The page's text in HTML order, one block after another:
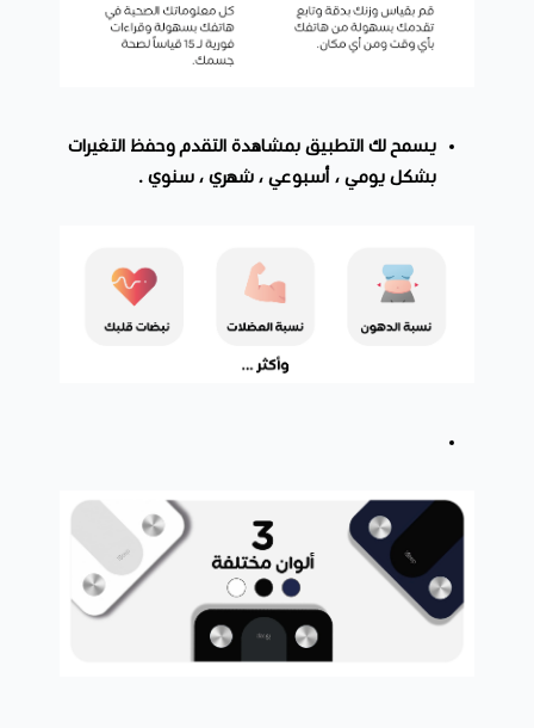
يسمح لك التطبيق بمشاهدة التقدم وحفظ التغيرات
بشكل يومي ، أسبوعي ، شهري ، سنوي .